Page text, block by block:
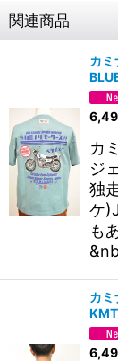
関連商品
カ
カ
ジ
独
ケ
も
カ